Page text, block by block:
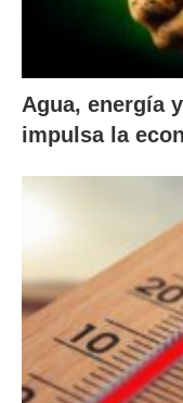
Agua, energía
impulsa la